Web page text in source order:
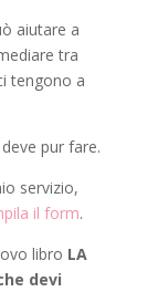
aiutare a
tra
tengono a
pur fare.
servizio,
il form.
libro LA
devi